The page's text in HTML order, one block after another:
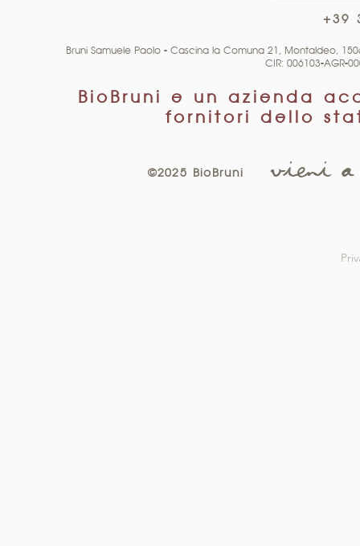
+39
Bruni Samuele Paolo - Cascina la Comuna 21, Montaldeo,
CIR: 006103-AGR-
BioBruni e un azienda
fornitori dello
©2025 BioBruni Vieni